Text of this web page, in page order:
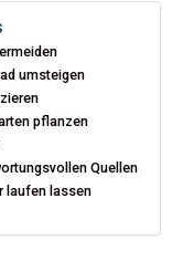
D
I
umsteigen
pflanzen
Quellen
laufen lassen